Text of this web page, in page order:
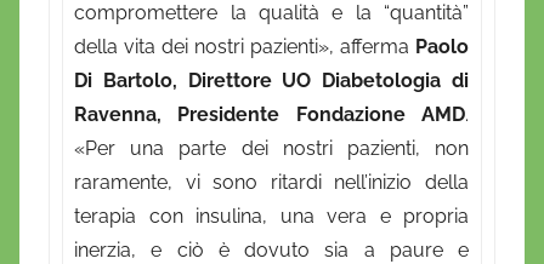
compromettere la qualità e la “quantità”
della vita dei nostri pazienti», afferma Paolo
Di Bartolo, Direttore UO Diabetologia di
Ravenna, Presidente Fondazione AMD.
«Per una parte dei nostri pazienti, non
raramente, vi sono ritardi nell’inizio della
terapia con insulina, una vera e propria
inerzia, e ciò è dovuto sia a paure e